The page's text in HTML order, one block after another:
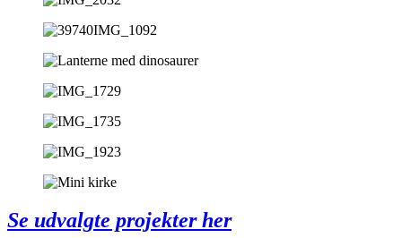
Se udvalgte projekter her